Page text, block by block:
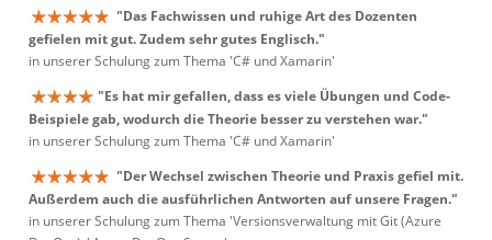
"Das Fachwissen und ruhige Art des Dozenten
gefielen mit gut. Zudem sehr gutes Englisch."
in unserer Schulung zum Thema 'C# und Xamarin'
"Es hat mir gefallen, dass es viele Übungen und Code-
Beispiele gab, wodurch die Theorie besser zu verstehen war."
in unserer Schulung zum Thema 'C# und Xamarin'
"Der Wechsel zwischen Theorie und Praxis gefiel mit.
Außerdem auch die ausführlichen Antworten auf unsere Fragen."
in unserer Schulung zum Thema 'Versionsverwaltung mit Git (Azure